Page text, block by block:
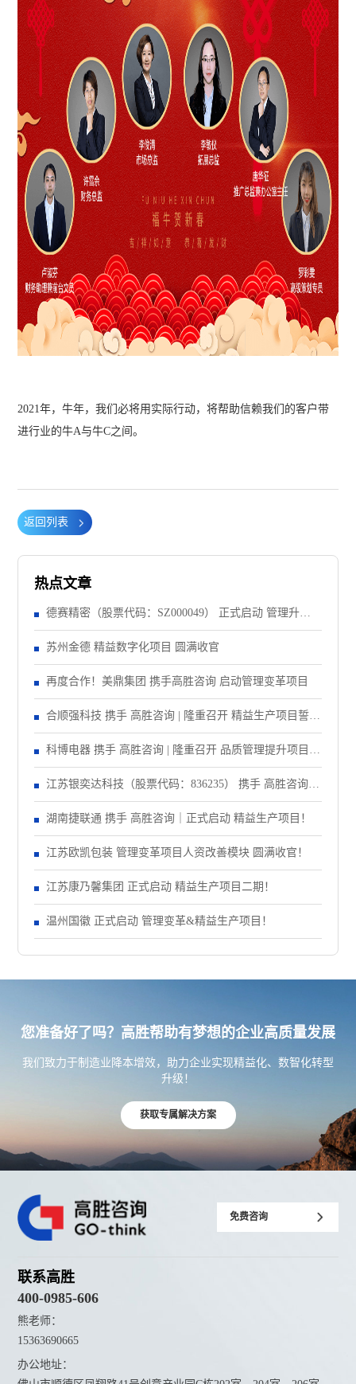
2021年，牛年，我们必将用实际行动，将帮助信赖我们的客户带
进行业的牛A与牛C之间。
返回列表
热点文章
德赛精密（股票代码：SZ000049） 正式启动 管理升级&
精益注塑项目！
苏州金德 精益数字化项目 圆满收官
再度合作！美鼎集团 携手高胜咨询 启动管理变革项目
合顺强科技 携手 高胜咨询 | 隆重召开 精益生产项目誓师
大会！
科博电器 携手 高胜咨询 | 隆重召开 品质管理提升项目启
动大会！
江苏银奕达科技（股票代码：836235） 携手 高胜咨询｜
正式启动 管理变革项目
湖南捷联通 携手 高胜咨询｜正式启动 精益生产项目！
江苏欧凯包装 管理变革项目人资改善模块 圆满收官！
江苏康乃馨集团 正式启动 精益生产项目二期！
温州国徽 正式启动 管理变革&精益生产项目！
您准备好了吗？高胜帮助有梦想的企业高质量发展
我们致力于制造业降本增效，助力企业实现精益化、数智化转型
升级！
获取专属解决方案
免费咨询
联系高胜
400-0985-606
熊老师：
15363690665
办公地址：